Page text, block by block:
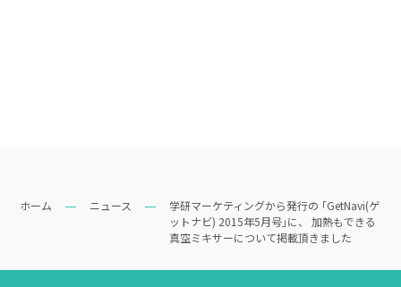
ホーム ニュース
学研マーケティングから発行の ｢GetNavi(ゲ
ットナビ) 2015年5月号｣に、 加熱もできる
真空ミキサーについて掲載頂きました